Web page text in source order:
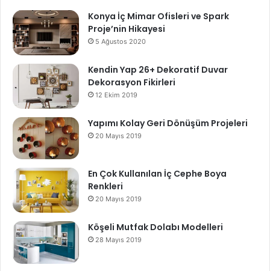
Konya İç Mimar Ofisleri ve Spark
Proje’nin Hikayesi
5 Ağustos 2020
Kendin Yap 26+ Dekoratif Duvar
Dekorasyon Fikirleri
12 Ekim 2019
Yapımı Kolay Geri Dönüşüm Projeleri
20 Mayıs 2019
En Çok Kullanılan İç Cephe Boya
Renkleri
20 Mayıs 2019
Köşeli Mutfak Dolabı Modelleri
28 Mayıs 2019